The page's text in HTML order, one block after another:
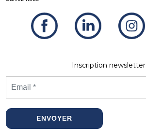
Inscription newsletter
ENVOYER